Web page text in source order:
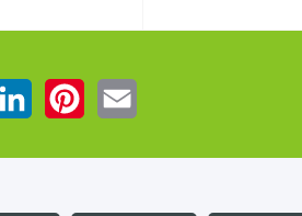
LinkedIn Pinterest